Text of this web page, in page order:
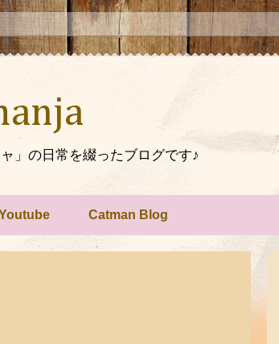
」の日常を綴ったブログです♪
Catman Blog